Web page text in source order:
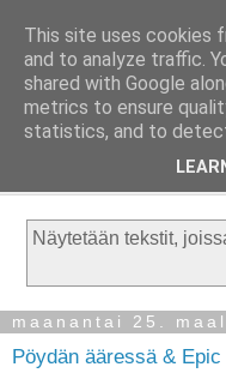
Taloja ja
[ Sisustaa ] [ Remontoi ]
Näytetään tekstit,
maanantai 25.
Pöydän ääressä & Epic
This site uses cookies
and to analyze traffic.
shared with Google
metrics to ensure
statistics, and to